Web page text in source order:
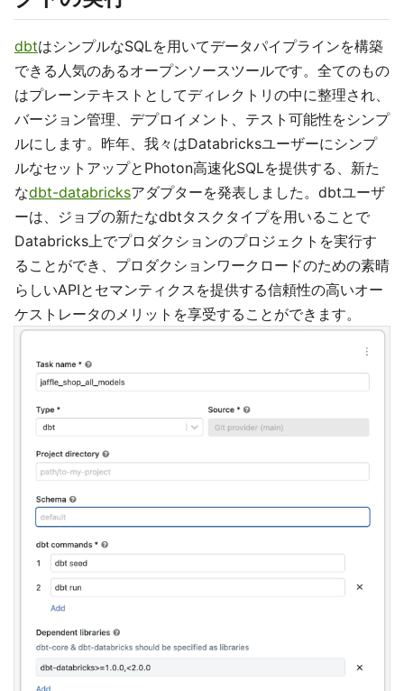
dbtはシンプルなSQLを用いてデータパイプラインを構築
できる人気のあるオープンソースツールです。全てのもの
はプレーンテキストとしてディレクトリの中に整理され、
バージョン管理、デプロイメント、テスト可能性をシンプ
ルにします。昨年、我々はDatabricksユーザーにシンプ
ルなセットアップとPhoton高速化SQLを提供する、新た
なdbt-databricksアダプターを発表しました。dbtユーザ
ーは、ジョブの新たなdbtタスクタイプを用いることで
Databricks上でプロダクションのプロジェクトを実行す
ることができ、プロダクションワークロードのための素晴
らしいAPIとセマンティクスを提供する信頼性の高いオー
ケストレータのメリットを享受することができます。